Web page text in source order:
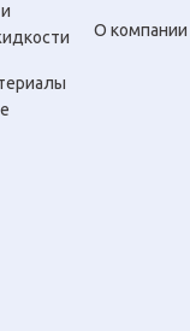
О компании